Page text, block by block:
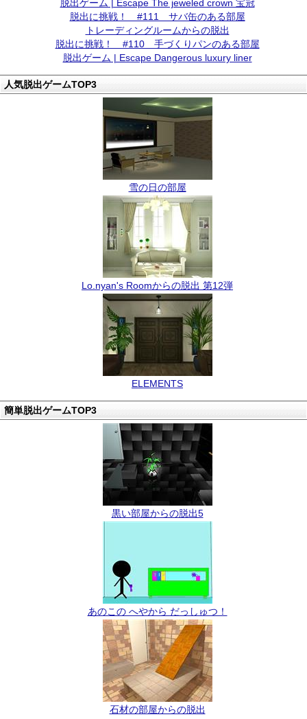
脱出ゲーム | Escape The jeweled crown 宝冠
脱出に挑戦！ #111 サバ缶のある部屋
トレーディングルームからの脱出
脱出に挑戦！ #110 手づくりパンのある部屋
脱出ゲーム | Escape Dangerous luxury liner
人気脱出ゲームTOP3
雪の日の部屋
Lo.nyan's Roomからの脱出 第12弾
ELEMENTS
簡単脱出ゲームTOP3
黒い部屋からの脱出5
あのこの へやから だっしゅつ！
石材の部屋からの脱出